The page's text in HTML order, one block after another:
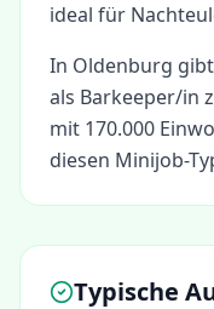
ideal für
In Oldenburg
als Barkeeper/in
mit 170.000
diesen Minijob-
Typische